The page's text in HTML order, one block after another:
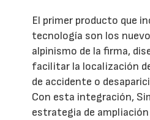
El primer producto que
tecnología son los
alpinismo de la firma,
facilitar la localización
de accidente o
Con esta integración,
estrategia de